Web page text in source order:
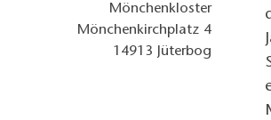
Mönchenkloster
Mönchenkirchplatz 4
14913
Jüterbog